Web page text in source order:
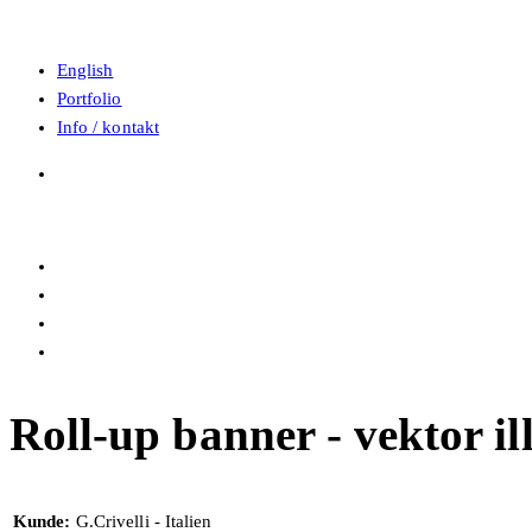
English
Portfolio
Info / kontakt
Roll-up banner - vektor
Kunde: G.Crivelli - Italien